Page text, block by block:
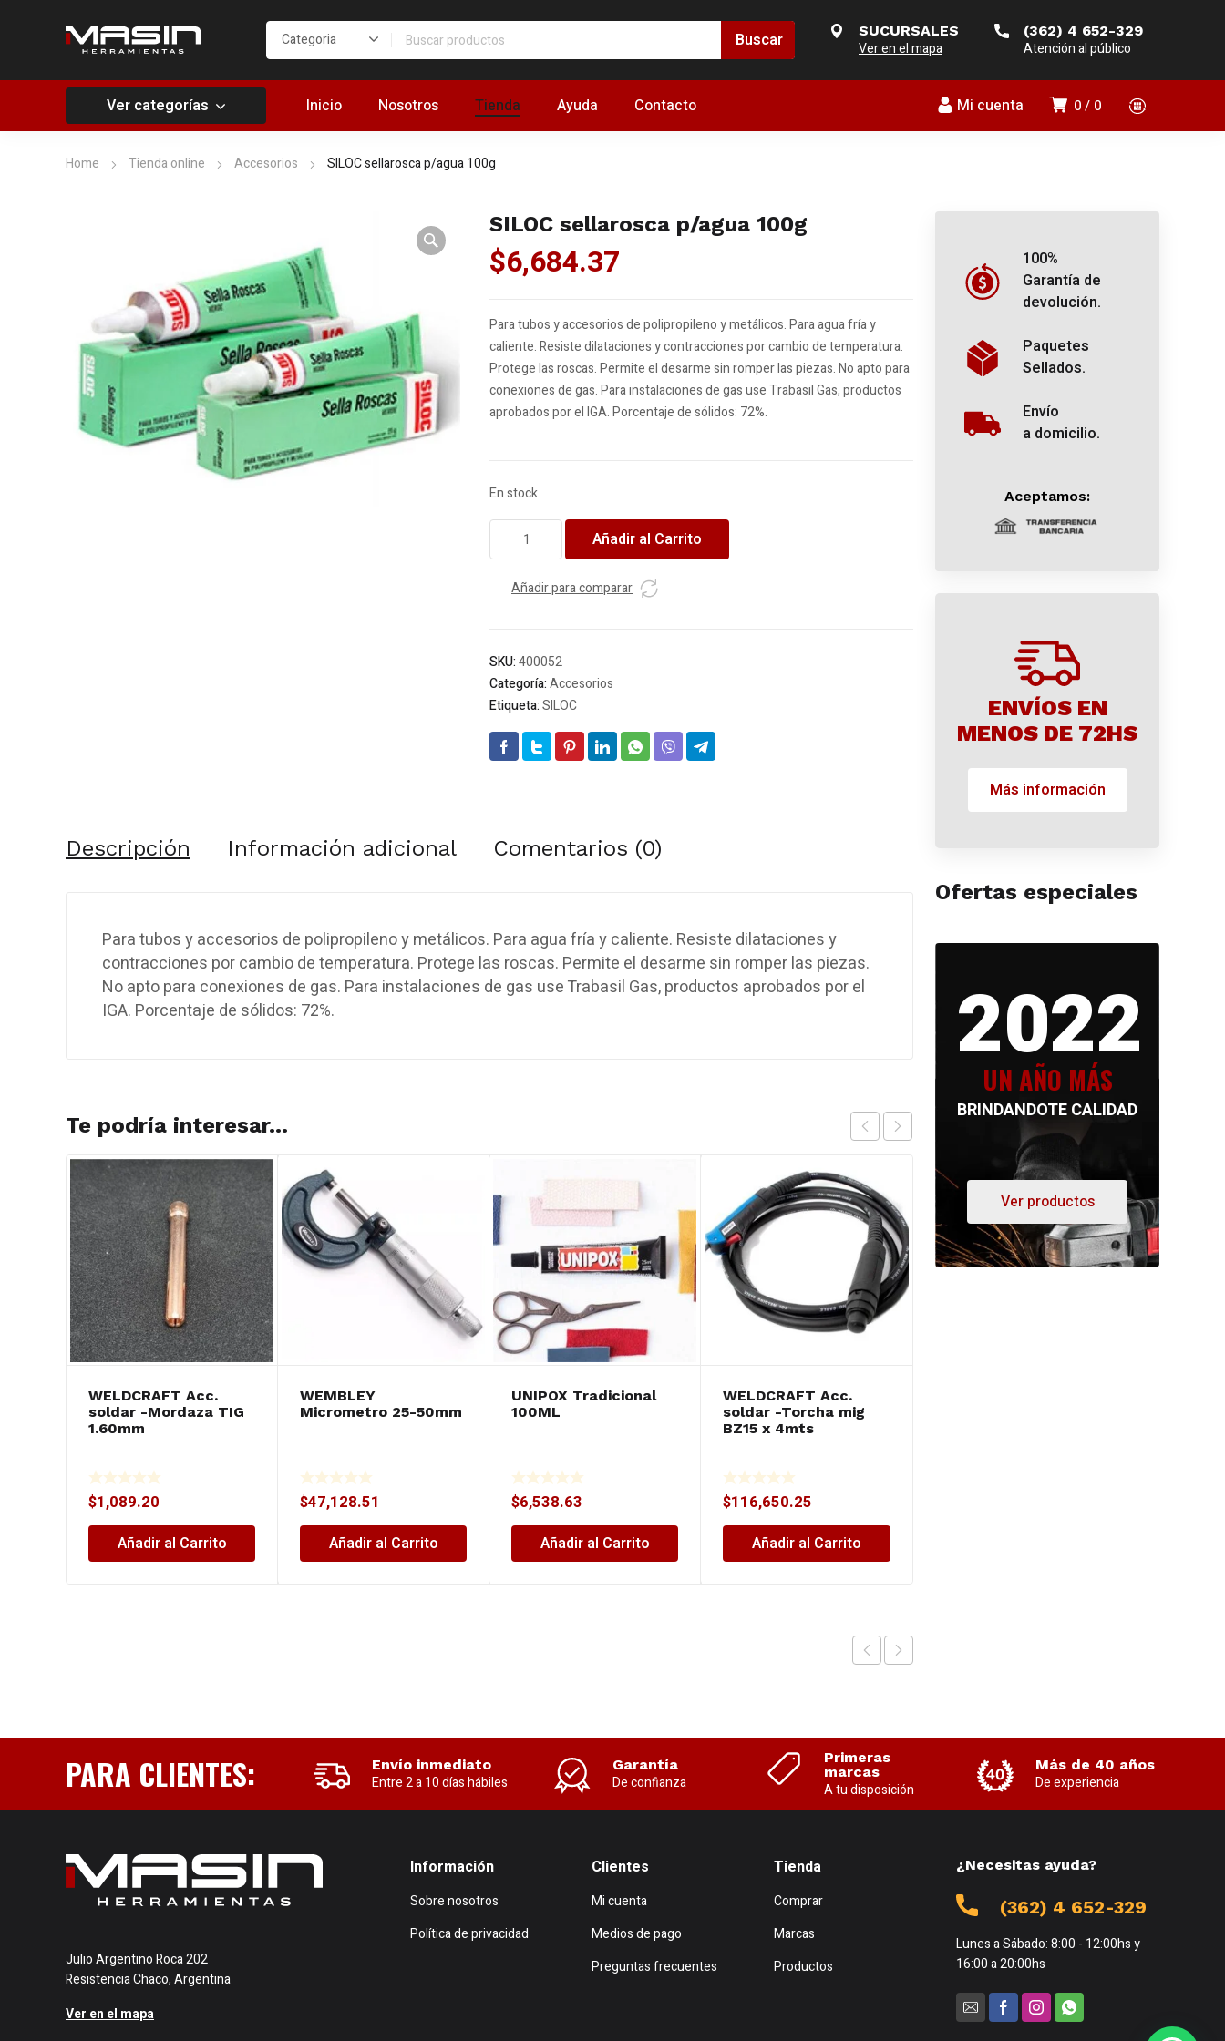
SUCURSALES
Ver en el mapa
(362) 4 652-329
Atención al público
0 0
Mi cuenta
Ver categorías Inicio Nosotros Tienda Ayuda Contacto
Home Tienda online Accesorios SILOC sellarosca p/agua 100g
SILOC sellarosca p/agua 100g
$6,684.37
Para tubos y accesorios de polipropileno y metálicos. Para agua fría y
caliente. Resiste dilataciones y contracciones por cambio de temperatura.
Protege las roscas. Permite el desarme sin romper las piezas. No apto para
conexiones de gas. Para instalaciones de gas use Trabasil Gas, productos
aprobados por el IGA. Porcentaje de sólidos: 72%.
En stock
sellarosca
100g
Añadir al Carrito
Añadir para comparar
SKU:400052
Categoría:Accesorios
Etiqueta:SILOC
Descripción Información adicional Comentarios (0)
Para tubos y accesorios de polipropileno y metálicos. Para agua fría y caliente. Resiste dilataciones y
contracciones por cambio de temperatura. Protege las roscas. Permite el desarme sin romper las piezas.
No apto para conexiones de gas. Para instalaciones de gas use Trabasil Gas, productos aprobados por el
IGA. Porcentaje de sólidos: 72%.
Te podría interesar...
WELDCRAFT Acc.
soldar -Mordaza TIG
1.60mm
$1,089.20
Añadir al Carrito
WEMBLEY
Micrometro 25-50mm
$47,128.51
Añadir al Carrito
UNIPOX Tradicional
100ML
$6,538.63
Añadir al Carrito
WELDCRAFT Acc.
soldar -Torcha mig
BZ15 x 4mts
$116,650.25
Añadir al Carrito
100%
Garantía de
devolución.
Paquetes
Sellados.
Envío
a domicilio.
Aceptamos:
ENVÍOS EN
MENOS DE 72HS
Más información
Ofertas especiales
2022
UN AÑO MÁS
BRINDANDOTE CALIDAD
Ver productos
PARA CLIENTES: Envío inmediato
Entre 2 a 10 días hábiles
Garantía
De confianza
Primeras
marcas
A tu disposición
Más de 40 años
De experiencia
Julio Argentino Roca 202
Resistencia Chaco, Argentina
Ver en el mapa
Información
Sobre nosotros
Política de privacidad
Clientes
Mi cuenta
Medios de pago
Preguntas frecuentes
Tienda
Comprar
Marcas
Productos
¿Necesitas ayuda?
(362) 4 652-329
Lunes a Sábado: 8:00 - 12:00hs y
16:00 a 20:00hs